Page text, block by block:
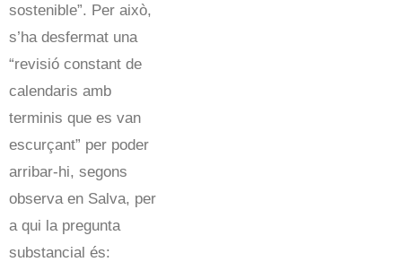
sostenible”. Per això,
s’ha desfermat una
“revisió constant de
calendaris amb
terminis que es van
escurçant” per poder
arribar-hi, segons
observa en Salva, per
a qui la pregunta
substancial és: